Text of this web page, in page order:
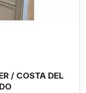
/ COSTA DEL